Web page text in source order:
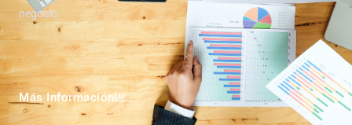
negocio.
Más Información